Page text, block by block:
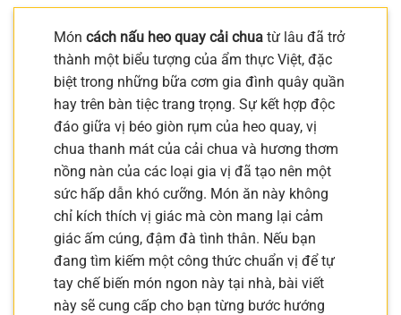
Món cách nấu heo quay cải chua từ lâu đã trở
thành một biểu tượng của ẩm thực Việt, đặc
biệt trong những bữa cơm gia đình quây quần
hay trên bàn tiệc trang trọng. Sự kết hợp độc
đáo giữa vị béo giòn rụm của heo quay, vị
chua thanh mát của cải chua và hương thơm
nồng nàn của các loại gia vị đã tạo nên một
sức hấp dẫn khó cưỡng. Món ăn này không
chỉ kích thích vị giác mà còn mang lại cảm
giác ấm cúng, đậm đà tình thân. Nếu bạn
đang tìm kiếm một công thức chuẩn vị để tự
tay chế biến món ngon này tại nhà, bài viết
này sẽ cung cấp cho bạn từng bước hướng